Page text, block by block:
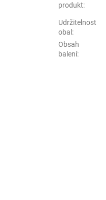
produkt:
Udržitelnost
obal:
Obsah
balení: